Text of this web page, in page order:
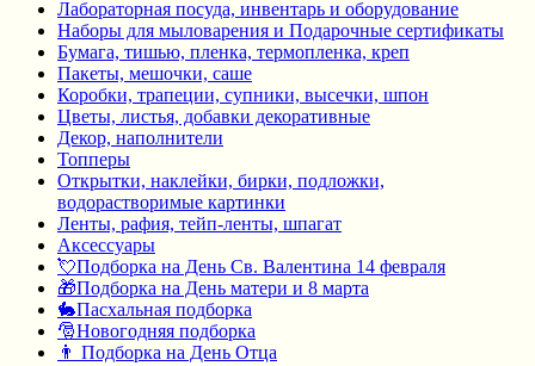
Лабораторная посуда, инвентарь и оборудование
Наборы для мыловарения и Подарочные сертификаты
Бумага, тишью, пленка, термопленка, креп
Пакеты, мешочки, саше
Коробки, трапеции, супники, высечки, шпон
Цветы, листья, добавки декоративные
Декор, наполнители
Топперы
Открытки, наклейки, бирки, подложки,
водорастворимые картинки
Ленты, рафия, тейп-ленты, шпагат
Аксессуары
💘Подборка на День Св. Валентина 14 февраля
🎁Подборка на День матери и 8 марта
🐇Пасхальная подборка
🎅Новогодняя подборка
👨 Подборка на День Отца